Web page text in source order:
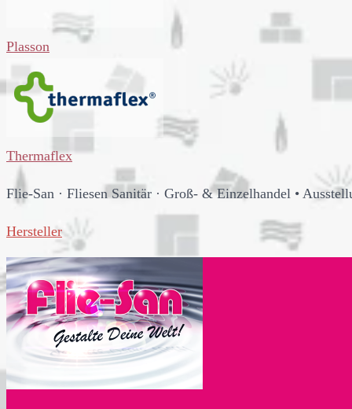
Plasson
Thermaflex
Flie-San · Fliesen Sanitär · Groß- & Einzelhandel •
Hersteller